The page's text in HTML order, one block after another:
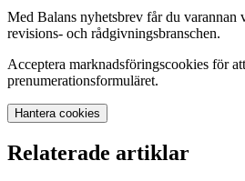
Med Balans nyhetsbrev får du varannan
revisions- och rådgivningsbranschen.
Acceptera marknadsföringscookies för
prenumerationsformuläret.
Hantera cookies
Relaterade artiklar